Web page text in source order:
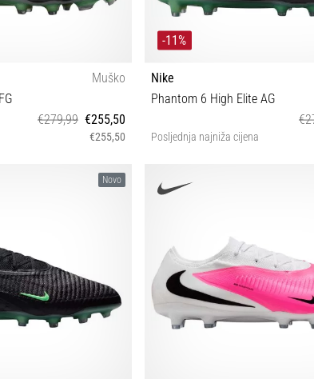
Muško
€279,99 €255,50
€255,50
-11%
Nike
Phantom 6 High Elite AG
Posljednja najniža cijena
Novo